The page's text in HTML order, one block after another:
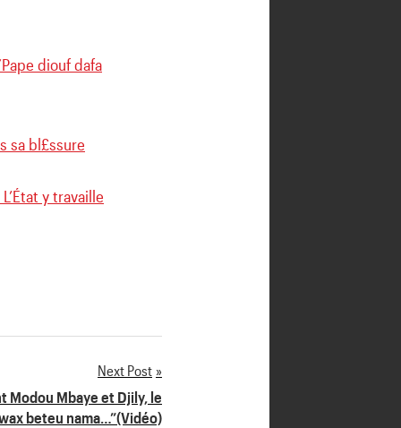
diouf dafa
sa bl£ssure
y travaille
Next Post
Modou Mbaye et Djily, le
beteu nama…”(Vidéo)